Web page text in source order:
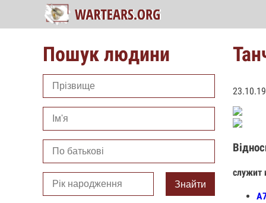
Пошук людини
Знайти
служит